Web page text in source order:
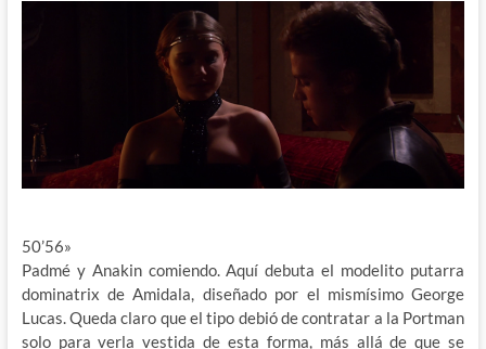
50’56»
Padmé y Anakin comiendo. Aquí debuta el modelito putarra
dominatrix de Amidala, diseñado por el mismísimo George
Lucas. Queda claro que el tipo debió de contratar a la Portman
solo para verla vestida de esta forma, más allá de que se